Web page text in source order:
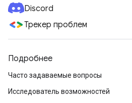
Discord
Трекер проблем
Подробнее
Часто задаваемые вопросы
Исследователь возможностей